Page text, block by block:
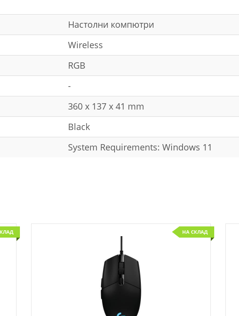
Настолни компютри
Wireless
RGB
-
360 x 137 x 41 mm
Black
System Requirements: Windows 11
НА СКЛАД